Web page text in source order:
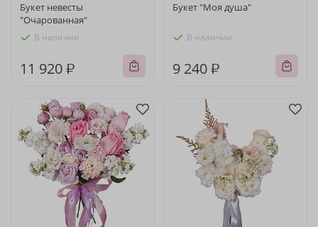
Букет невесты
"Очарованная"
В наличии
11 920 ₽
Букет "Моя душа"
В наличии
9 240 ₽